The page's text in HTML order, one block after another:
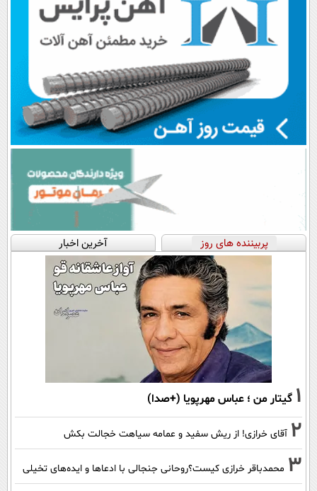
پربیننده های روز آخرین اخبار
1 گیتار من ؛ عباس مهرپویا (+صدا)
2 آقای خرازی! از ریش سفید و عمامه سیاهت خجالت بکش
3 محمدباقر خرازی کیست؟روحانی جنجالی با ادعاها و ایده‌های تخیلی